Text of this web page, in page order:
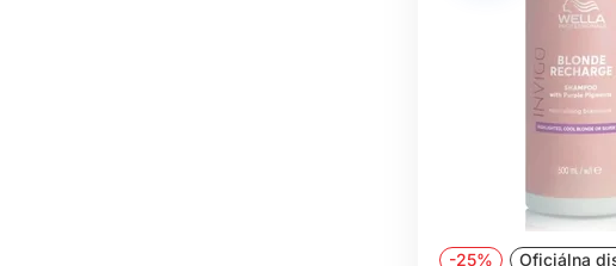
-25% Oficiálna